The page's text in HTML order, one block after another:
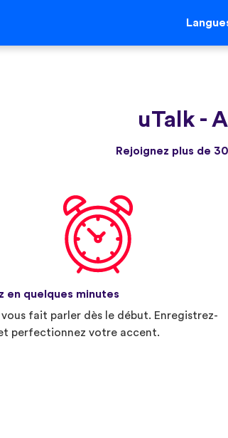
uTalk -
Rejoignez plus de
en quelques minutes
vous fait parler dès le début. Enregistrez-
perfectionnez votre accent.